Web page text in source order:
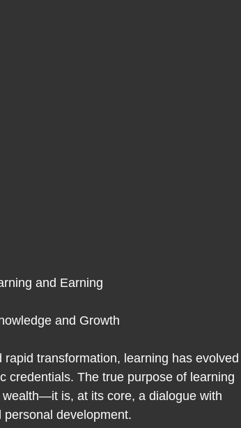
and Earning
and Growth
transformation, learning has evolved
credentials. The true purpose of learning
is, at its core, a dialogue with
development.